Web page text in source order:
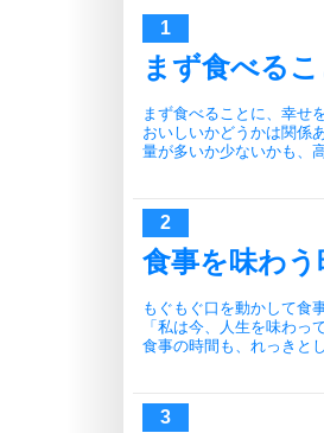
まず食べる
まず食べることに、幸せ
おいしいかどうかは関係
量が多いか少ないかも、
食事を味わう
もぐもぐ口を動かして食
「私は今、人生を味わっ
食事の時間も、れっきと